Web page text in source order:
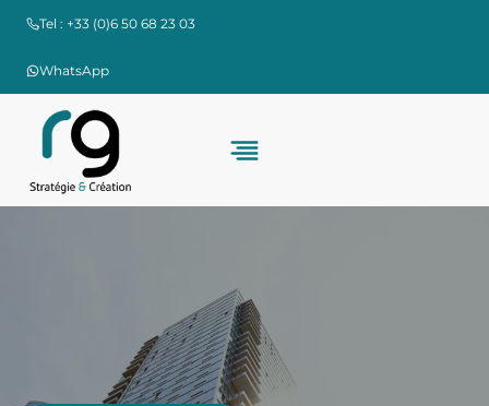
Aller
contenu
Tel : +33 (0)6 50 68 23 03
WhatsApp